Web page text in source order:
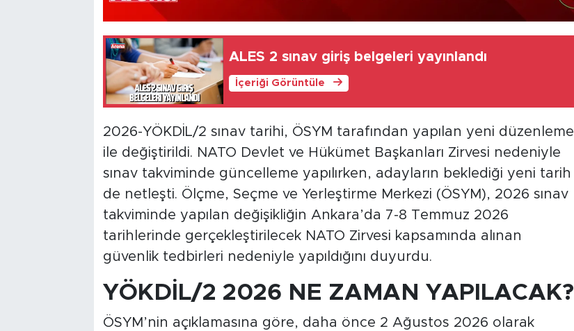
ALES 2 sınav giriş belgeleri yayınlandı
İçeriği Görüntüle
2026-YÖKDİL/2 sınav tarihi, ÖSYM tarafından yapılan yeni düzenleme
ile değiştirildi. NATO Devlet ve Hükümet Başkanları Zirvesi nedeniyle
sınav takviminde güncelleme yapılırken, adayların beklediği yeni tarih
de netleşti. Ölçme, Seçme ve Yerleştirme Merkezi (ÖSYM), 2026 sınav
takviminde yapılan değişikliğin Ankara’da 7-8 Temmuz 2026
tarihlerinde gerçekleştirilecek NATO Zirvesi kapsamında alınan
güvenlik tedbirleri nedeniyle yapıldığını duyurdu.
YÖKDİL/2 2026 NE ZAMAN YAPILACAK?
ÖSYM’nin açıklamasına göre, daha önce 2 Ağustos 2026 olarak